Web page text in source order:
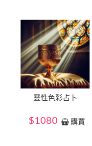
靈性色彩占卜
$1080 購買